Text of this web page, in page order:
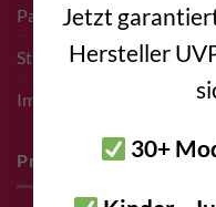
Jetzt
Hersteller
30+
Partner bolting.eu
Standort – Adresse
Impressum
Pro Deals &